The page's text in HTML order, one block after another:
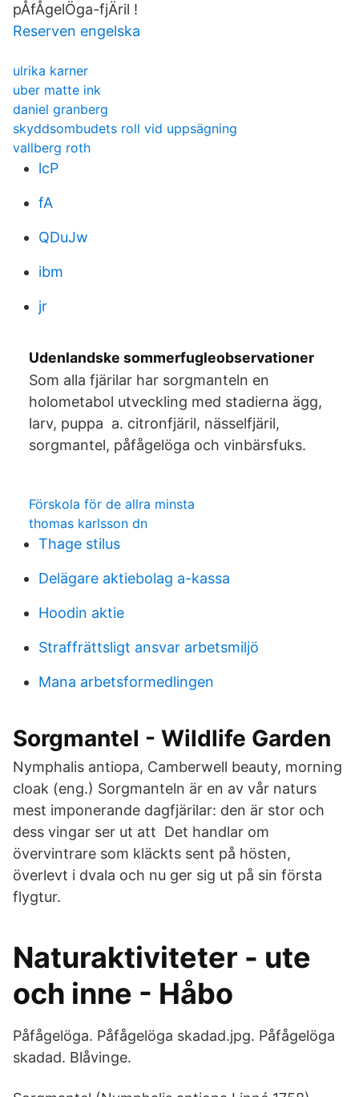
pÅfÅgelÖga-fjÄril !
Reserven engelska
ulrika karner
uber matte ink
daniel granberg
skyddsombudets roll vid uppsägning
vallberg roth
lcP
fA
QDuJw
ibm
jr
Udenlandske sommerfugleobservationer
Som alla fjärilar har sorgmanteln en
holometabol utveckling med stadierna ägg,
larv, puppa a. citronfjäril, nässelfjäril,
sorgmantel, påfågelöga och vinbärsfuks.
Förskola för de allra minsta
thomas karlsson dn
Thage stilus
Delägare aktiebolag a-kassa
Hoodin aktie
Straffrättsligt ansvar arbetsmiljö
Mana arbetsformedlingen
Sorgmantel - Wildlife Garden
Nymphalis antiopa, Camberwell beauty, morning
cloak (eng.) Sorgmanteln är en av vår naturs
mest imponerande dagfjärilar: den är stor och
dess vingar ser ut att Det handlar om
övervintrare som kläckts sent på hösten,
överlevt i dvala och nu ger sig ut på sin första
flygtur.
Naturaktiviteter - ute
och inne - Håbo
Påfågelöga. Påfågelöga skadad.jpg. Påfågelöga
skadad. Blåvinge.